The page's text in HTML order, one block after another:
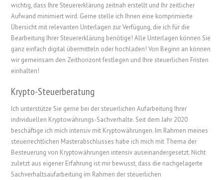
wichtig, dass Ihre Steuererklärung zeitnah erstellt und Ihr zeitlicher
Aufwand minimiert wird. Gerne stelle ich Ihnen eine komprimierte
Übersicht mit relevanten Unterlagen zur Verfügung, die ich für die
Bearbeitung Ihrer Steuererklärung benötige! Alle Unterlagen können Sie
ganz einfach digital übermitteln oder hochladen! Von Beginn an können
wir gemeinsam den Zeithorizont festlegen und Ihre steuerlichen Fristen
einhalten!
Krypto-Steuerberatung
Ich unterstütze Sie gerne bei der steuerlichen Aufarbeitung Ihrer
individuellen Kryptowährungs-Sachverhalte. Seit dem Jahr 2020
beschäftige ich mich intensiv mit Kryptowährungen. Im Rahmen meines
steuerrechtlichen Masterabschlusses habe ich mich mit Thema der
Besteuerung von Kryptowährungen intensiv auseinandergesetzt. Nicht
zuletzt aus eigener Erfahrung ist mir bewusst, dass die nachgelagerte
Sachverhaltsaufarbeitung im Rahmen der steuerlichen